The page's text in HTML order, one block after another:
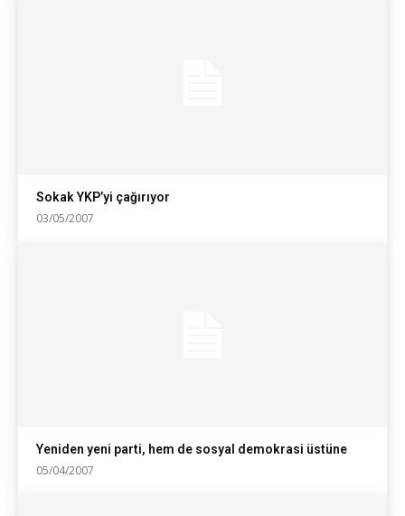
Sokak YKP’yi çağırıyor
03/05/2007
Yeniden yeni parti, hem de sosyal demokrasi üstüne
05/04/2007